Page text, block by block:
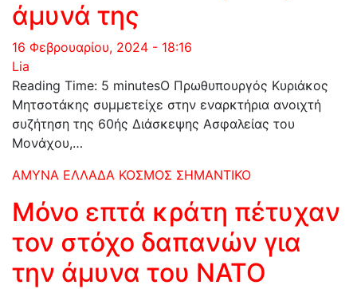
άμυνά της
16 Φεβρουαρίου, 2024 - 18:16
Lia
Reading Time: 5 minutesΟ Πρωθυπουργός Κυριάκος
Μητσοτάκης συμμετείχε στην εναρκτήρια ανοιχτή
συζήτηση της 60ής Διάσκεψης Ασφαλείας του
Μονάχου,…
ΑΜΥΝΑ ΕΛΛΑΔΑ ΚΟΣΜΟΣ ΣΗΜΑΝΤΙΚΟ
Μόνο επτά κράτη πέτυχαν
τον στόχο δαπανών για
την άμυνα του ΝΑΤΟ